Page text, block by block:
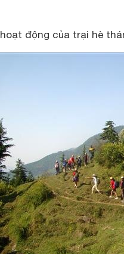
hoạt động của trại hè